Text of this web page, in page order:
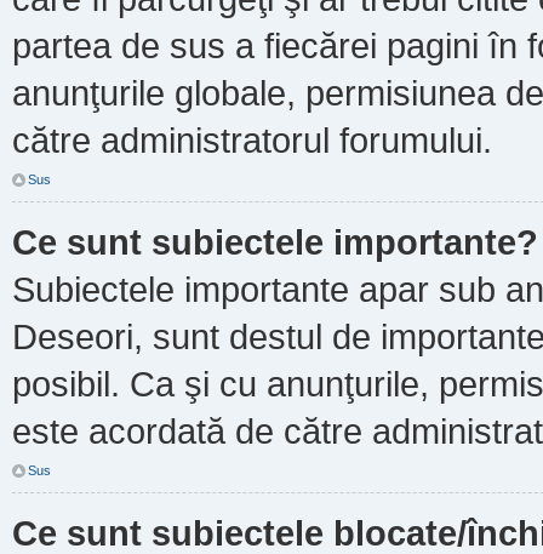
partea de sus a fiecărei pagini în
anunţurile globale, permisiunea
către administratorul forumului.
Sus
Ce sunt subiectele importante?
Subiectele importante apar sub
Deseori, sunt destul de
posibil. Ca şi cu anunţurile,
este acordată de către
Sus
Ce sunt subiectele blocate/